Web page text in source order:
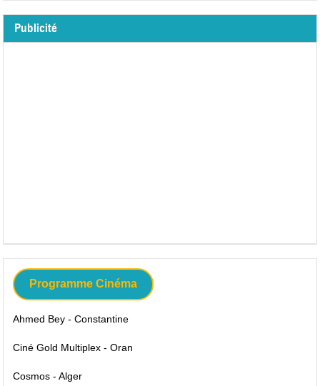
Publicité
Programme Cinéma
Ahmed Bey - Constantine
Ciné Gold Multiplex - Oran
Cosmos - Alger